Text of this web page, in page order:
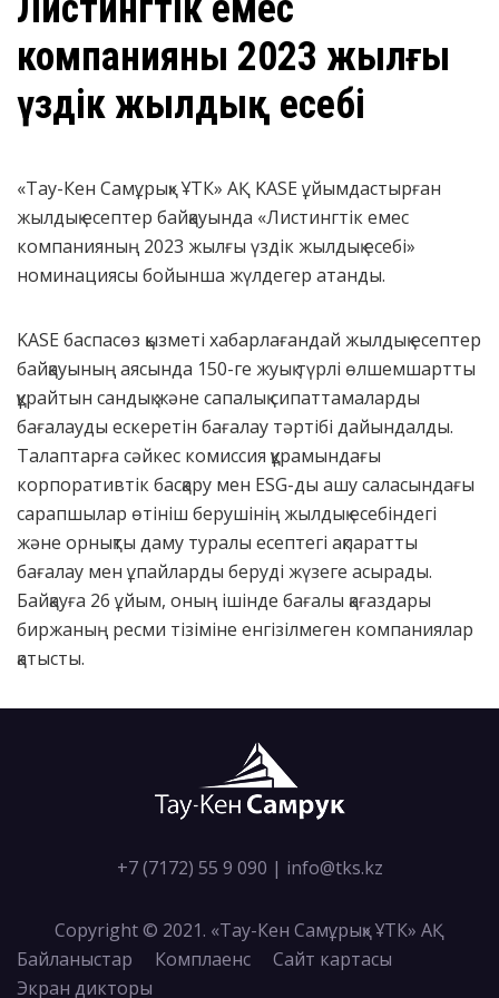
компанияның 2023 жылғы
үздік жылдық есебі
«Тау-Кен Самұрық» ҰТК» АҚ KASE ұйымдастырған
жылдық есептер байқауында «Листингтік емес
компанияның 2023 жылғы үздік жылдық есебі»
номинациясы бойынша жүлдегер атанды.
KASE баспасөз қызметі хабарлағандай жылдық есептер
байқауының аясында 150-ге жуық түрлі өлшемшартты
құрайтын сандық және сапалық сипаттамаларды
бағалауды ескеретін бағалау тәртібі дайындалды.
Талаптарға сәйкес комиссия құрамындағы
корпоративтік басқару мен ESG-ды ашу саласындағы
сарапшылар өтініш берушінің жылдық есебіндегі
және орнықты даму туралы есептегі ақпаратты
бағалау мен ұпайларды беруді жүзеге асырады.
Байқауға 26 ұйым, оның ішінде бағалы қағаздары
биржаның ресми тізіміне енгізілмеген компаниялар
қатысты.
+7 (7172) 55 9 090 | info@tks.kz
Copyright © 2021. «Тау-Кен Самұрық» ҰТК» АҚ
Байланыстар
Комплаенс
Сайт картасы
Экран дикторы